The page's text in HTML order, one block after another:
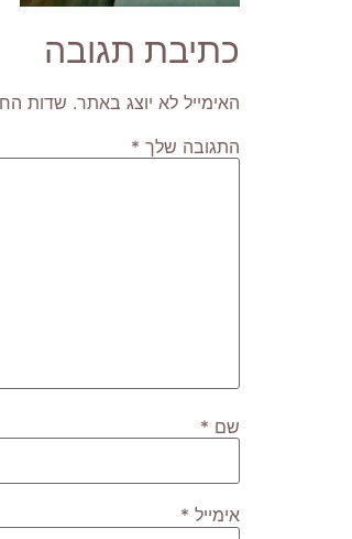
כתיבת תגובה
האימייל לא יוצג באתר. שדות
התגובה שלך *
שם *
אימייל *